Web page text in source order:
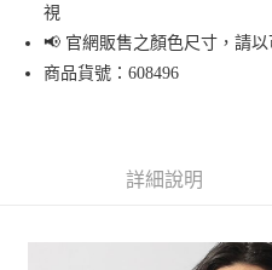
街口支付
悠遊付
【大哥付你分期使用說明】
視
📢 官網販售之顏色尺寸，請
商品貨號：608496
詳細說明